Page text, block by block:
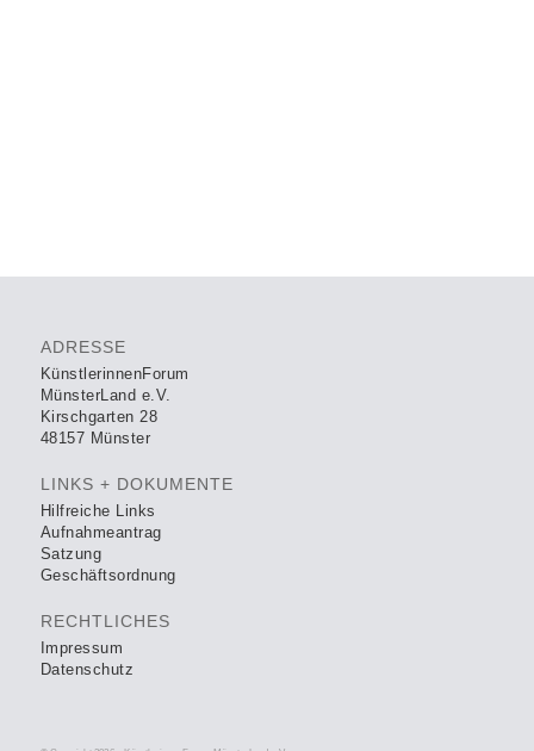
ADRESSE
KünstlerinnenForum
MünsterLand e.V.
Kirschgarten 28
48157 Münster
LINKS + DOKUMENTE
Hilfreiche Links
Aufnahmeantrag
Satzung
Geschäftsordnung
RECHTLICHES
Impressum
Datenschutz